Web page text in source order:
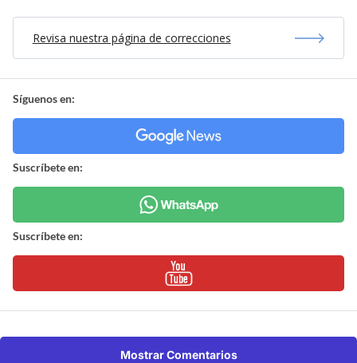
Revisa nuestra página de correcciones
Síguenos en:
Suscríbete en:
Suscríbete en:
Mostrar Comentarios